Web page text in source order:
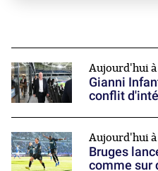
Aujourd'hui à
Gianni
conflit
Aujourd'hui à
Bruges
comme sur